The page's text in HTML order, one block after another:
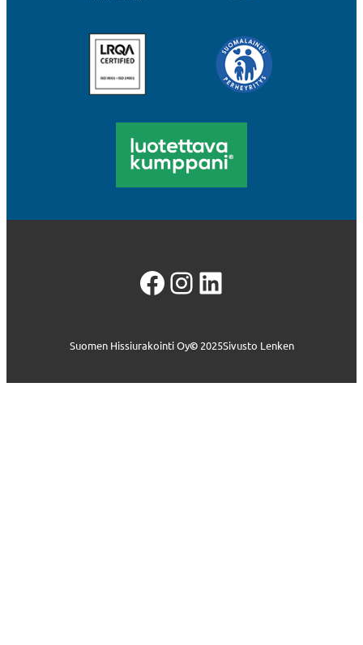
Facebook
Instagram
LinkedIn
Suomen Hissiurakointi Oy©2025Sivusto Lenken